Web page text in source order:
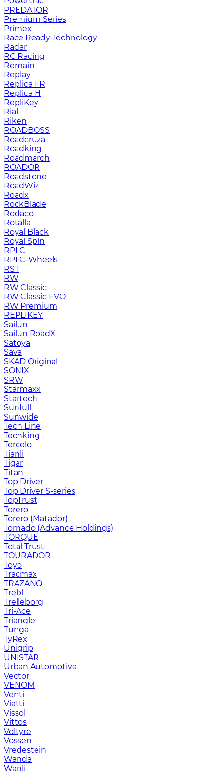
PREDATOR
Premium Series
Primex
Race Ready Technology
Radar
RC Racing
Remain
Replay
Replica FR
Replica H
RepliKey
Rial
Riken
ROADBOSS
Roadcruza
Roadking
Roadmarch
ROADOR
Roadstone
RoadWiz
Roadx
RockBlade
Rodaco
Rotalla
Royal Black
Royal Spin
RPLC
RPLC-Wheels
RST
RW
RW Classic
RW Classic EVO
RW Premium
RЕPLIKEY
Sailun
Sailun RoadX
Satoya
Sava
SKAD Original
SONIX
SRW
Starmaxx
Startech
Sunfull
Sunwide
Tech Line
Techking
Tercelo
Tianli
Tigar
Titan
Top Driver
Top Driver S-series
TopTrust
Torero
Torero (Matador)
Tornado (Advance Holdings)
TORQUE
Total Trust
TOURADOR
Toyo
Tracmax
TRAZANO
Trebl
Trelleborg
Tri-Ace
Triangle
Tunga
TyRex
Unigrip
UNISTAR
Urban Automotive
Vector
VENOM
Venti
Viatti
Vissol
Vittos
Voltyre
Vossen
Vredestein
Wanda
Wanli